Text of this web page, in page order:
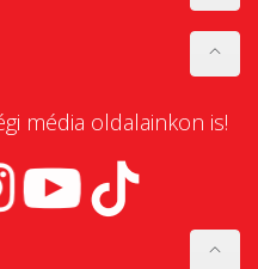
média oldalainkon is!